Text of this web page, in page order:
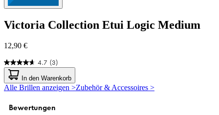
Victoria Collection Etui Logic Medium
12,90 €
4.7 (3)
4.7
von
5
Sternen.
Bewertungen
In den Warenkorb
Alle Brillen anzeigen >Zubehör & Accessoires >